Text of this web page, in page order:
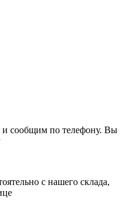
и сообщим по телефону. Вы
с нашего склада,